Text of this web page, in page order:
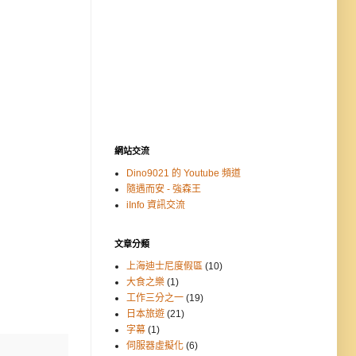
網站交流
Dino9021 的 Youtube 頻道
隨遇而安 - 強森王
iInfo 資訊交流
文章分類
上海迪士尼度假區 (10)
大食之樂 (1)
工作三分之一 (19)
日本旅遊 (21)
字幕 (1)
伺服器虛擬化 (6)